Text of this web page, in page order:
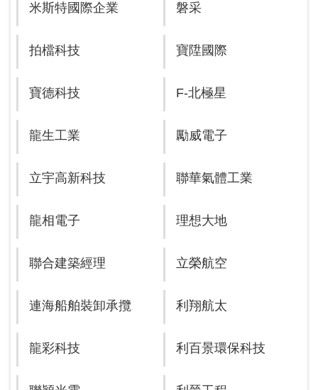
米斯特國際企業 磐采
拍檔科技 寶陞國際
寶德科技 F-北極星
龍生工業 勵威電子
立宇高新科技 聯華氣體工業
龍相電子 理想大地
聯合建築經理 立榮航空
連海船舶裝卸承攬 利翔航太
龍彩科技 利百景環保科技